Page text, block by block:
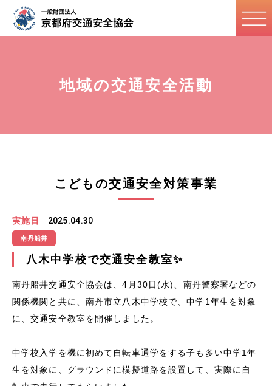
地域の交通安全活動
こどもの交通安全対策事業
実施日 2025.04.30
南丹船井
八木中学校で交通安全教室✨
南丹船井交通安全協会は、4月30日(水)、南丹警察署などの
関係機関と共に、南丹市立八木中学校で、中学1年生を対象
に、交通安全教室を開催しました。
中学校入学を機に初めて自転車通学をする子も多い中学1年
生を対象に、グラウンドに模擬道路を設置して、実際に自